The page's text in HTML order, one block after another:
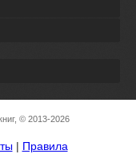
© 2013-2026
| Правила